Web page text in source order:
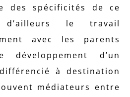
des spécificités de ce
le travail
avec les parents
d’un
à destination
médiateurs entre